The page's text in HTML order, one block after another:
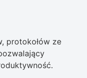
protokołów ze